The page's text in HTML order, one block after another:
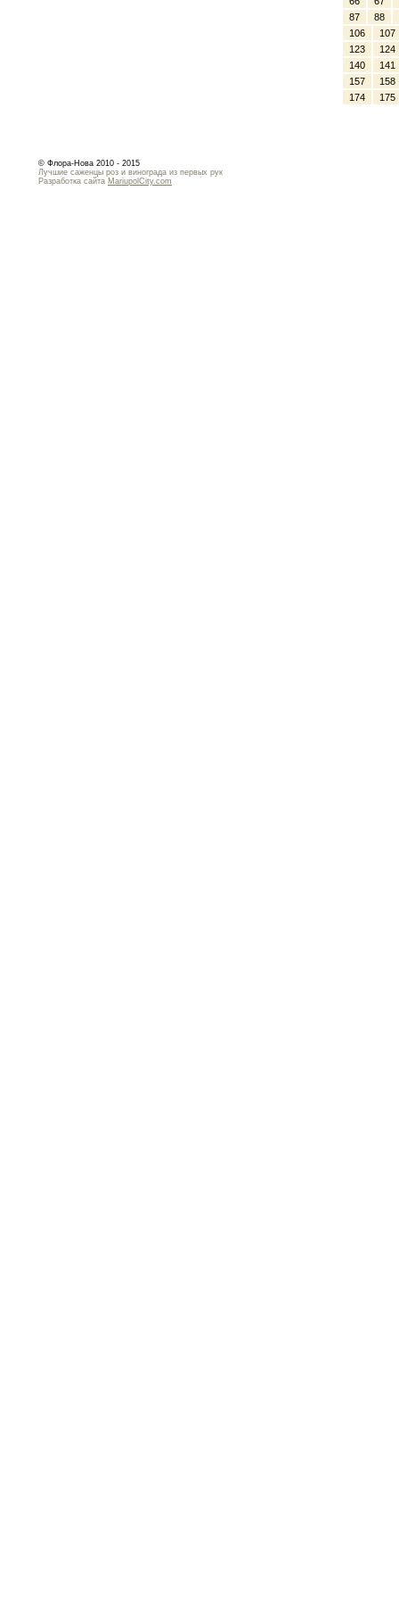
87
88
106
107
123
124
140
141
157
158
174
175
© Флора-Нова 2010 - 2015
Лучшие саженцы роз и винограда из первых рук
Разработка сайта MariupolCity.com